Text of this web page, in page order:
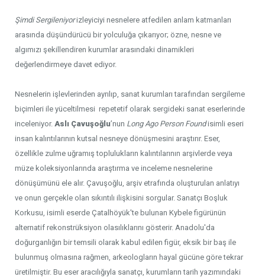
Şimdi Sergileniyorizleyiciyi nesnelere atfedilen anlam katmanları
arasında düşündürücü bir yolculuğa çıkarıyor; özne, nesne ve
algımızı şekillendiren kurumlar arasındaki dinamikleri
değerlendirmeye davet ediyor.
Nesnelerin işlevlerinden ayrılıp, sanat kurumları tarafından sergileme
biçimleri ile yüceltilmesi repetetif olarak sergideki sanat eserlerinde
inceleniyor. Aslı Çavuşoğlu’nun Long Ago Person Foundisimli eseri
insan kalıntılarının kutsal nesneye dönüşmesini araştırır. Eser,
özellikle zulme uğramış toplulukların kalıntılarının arşivlerde veya
müze koleksiyonlarında araştırma ve inceleme nesnelerine
dönüşümünü ele alır. Çavuşoğlu, arşiv etrafında oluşturulan anlatıyı
ve onun gerçekle olan sıkıntılı ilişkisini sorgular. Sanatçı Boşluk
Korkusu, isimli eserde Çatalhöyük'te bulunan Kybele figürünün
alternatif rekonstrüksiyon olasılıklarını gösterir. Anadolu'da
doğurganlığın bir temsili olarak kabul edilen figür, eksik bir baş ile
bulunmuş olmasına rağmen, arkeologların hayal gücüne göre tekrar
üretilmiştir. Bu eser aracılığıyla sanatçı, kurumların tarih yazımındaki